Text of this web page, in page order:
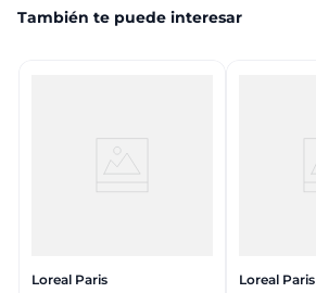
También te puede interesar
Loreal Paris Loreal Paris